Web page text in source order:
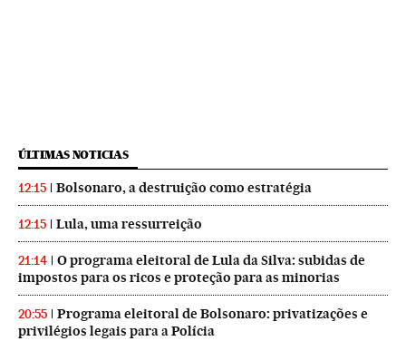
ÚLTIMAS NOTICIAS
12:15 Bolsonaro, a destruição como estratégia
12:15 Lula, uma ressurreição
21:14
O programa eleitoral de Lula da Silva: subidas de
impostos para os ricos e proteção para as minorias
20:55
Programa eleitoral de Bolsonaro: privatizações e
privilégios legais para a Polícia